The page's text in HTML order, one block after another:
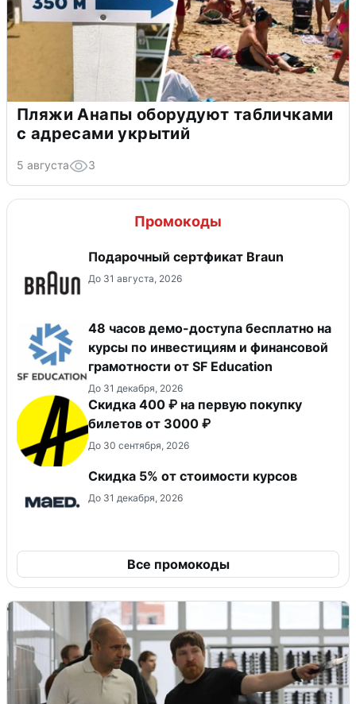
Пляжи Анапы оборудуют табличками
с адресами укрытий
5 августа 3
Промокоды
Подарочный сертфикат Braun
До 31 августа, 2026
48 часов демо-доступа бесплатно на
курсы по инвестициям и финансовой
грамотности от SF Education
До 31 декабря, 2026
Скидка 400 ₽ на первую покупку
билетов от 3000 ₽
До 30 сентября, 2026
Скидка 5% от стоимости курсов
До 31 декабря, 2026
Все промокоды